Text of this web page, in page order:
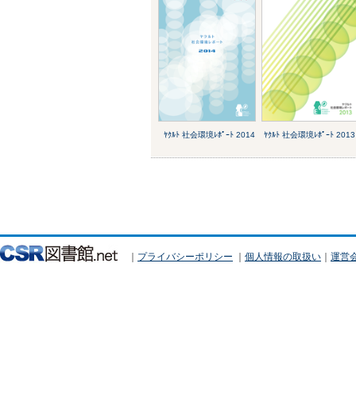
ﾔｸﾙﾄ 社会環境ﾚﾎﾟｰﾄ 2014 ﾔｸﾙﾄ 社会環境ﾚﾎﾟｰﾄ 2013
｜ プライバシーポリシー ｜ 個人情報の取扱い ｜ 運営